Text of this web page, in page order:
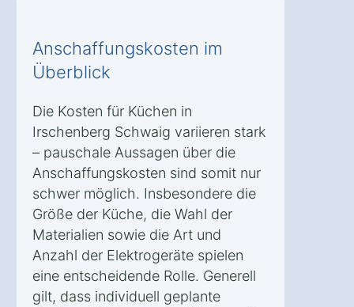
Anschaffungskosten im
Überblick
Die Kosten für Küchen in
Irschenberg Schwaig variieren stark
– pauschale Aussagen über die
Anschaffungskosten sind somit nur
schwer möglich. Insbesondere die
Größe der Küche, die Wahl der
Materialien sowie die Art und
Anzahl der Elektrogeräte spielen
eine entscheidende Rolle. Generell
gilt, dass individuell geplante